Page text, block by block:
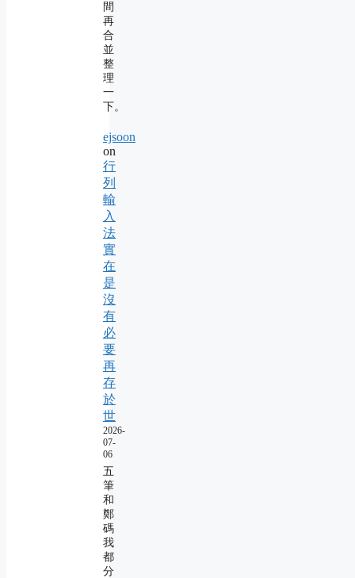
間
再
合
並
整
理
一
下。
ejsoon
on
行
列
輸
入
法
實
在
是
沒
有
必
要
再
存
於
世
2026-
07-
06
五
筆
和
鄭
碼
我
都
分